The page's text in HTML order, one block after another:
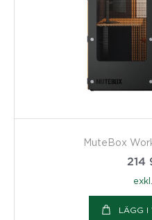
MuteBox
214
LÄGG I